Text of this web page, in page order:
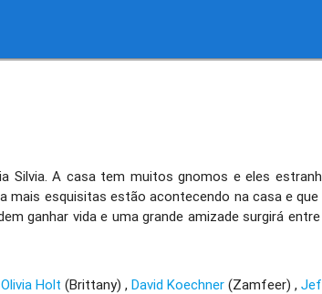
Silvia. A casa tem muitos gnomos e eles
mais esquisitas estão acontecendo na casa e
ganhar vida e uma grande amizade surgirá
Olivia Holt (Brittany) David Koechner (Zamfeer)